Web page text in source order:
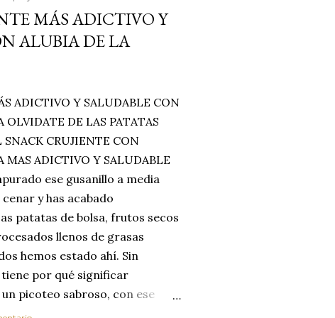
MÁS ADICTIVO Y
ALUBIA DE LA
ADICTIVO Y SALUDABLE CON
OLVIDATE DE LAS PATATAS
SNACK CRUJIENTE CON
MAS ADICTIVO Y SALUDABLE
ese gusanillo a media
y has acabado
patatas de bolsa, frutos secos
llenos de grasas
hemos estado ahí. Sin
por qué significar
picoteo sabroso, con ese
que tanto nos satisface.